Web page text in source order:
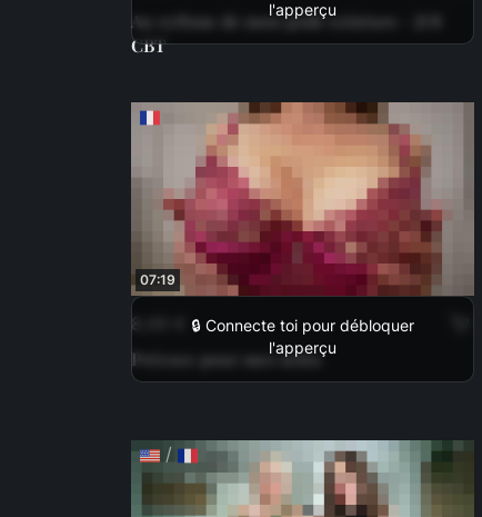
l'apperçu
Au rythme de mon gode ceinture - JOI
CBT
07:19
🔒 Connecte toi pour débloquer
l'apperçu
8,99 €
Précoce pour mes seins
/